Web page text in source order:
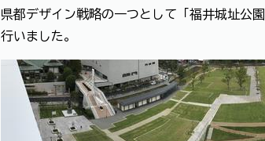
県都デザイン戦略の一つとして「福井城址公
行いました。